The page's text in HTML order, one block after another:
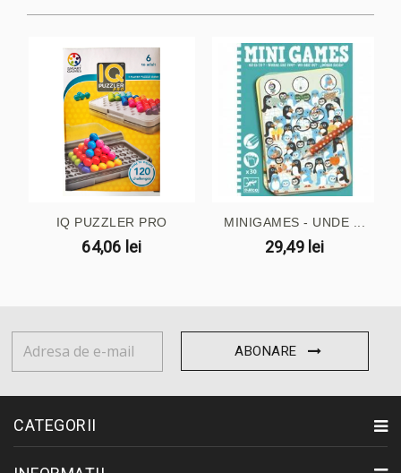
IQ PUZZLER PRO
64,06 lei
MINIGAMES - UNDE ...
29,49 lei
ABONARE
CATEGORII